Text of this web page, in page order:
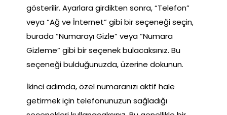
gösterilir. Ayarlara girdikten sonra, “Telefon”
veya “Ağ ve İnternet” gibi bir seçeneği seçin,
burada “Numarayı Gizle” veya “Numara
Gizleme” gibi bir seçenek bulacaksınız. Bu
seçeneği bulduğunuzda, üzerine dokunun.
İkinci adımda, özel numaranızı aktif hale
getirmek için telefonunuzun sağladığı